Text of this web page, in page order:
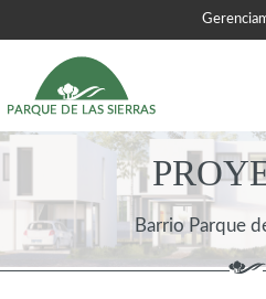
Barrio Parque